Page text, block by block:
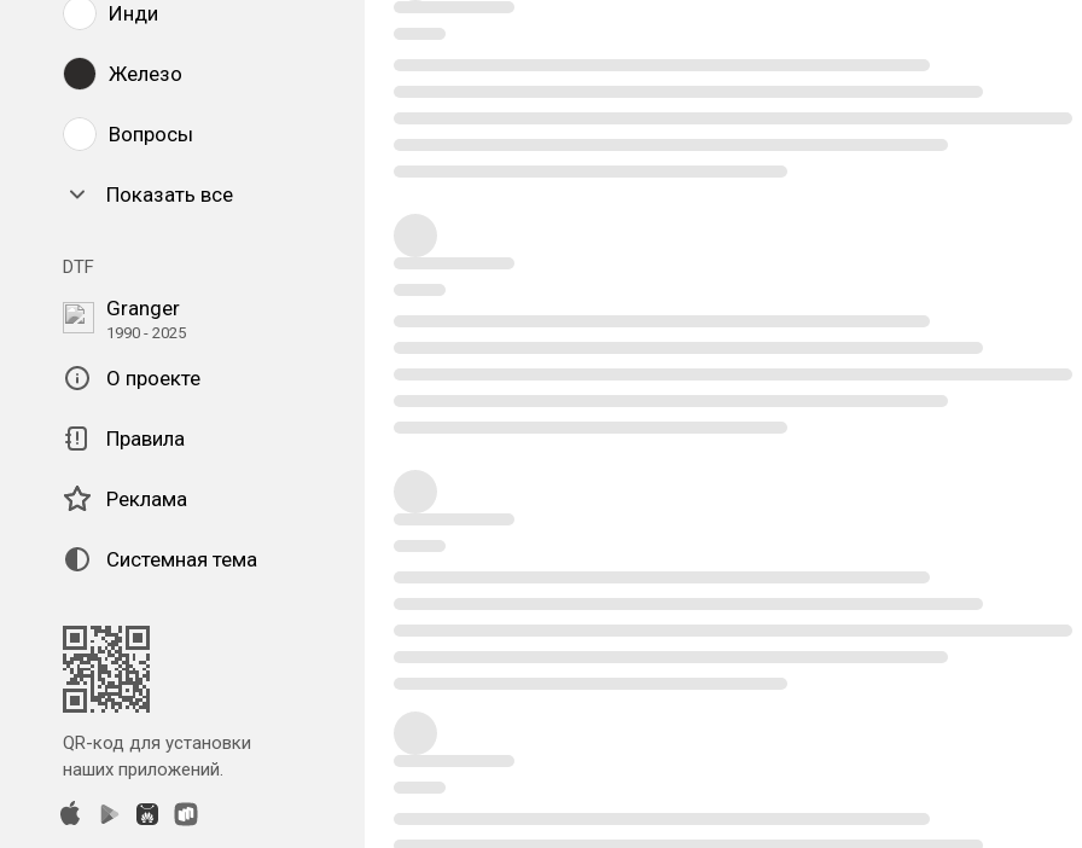
Инди
Железо
Вопросы
Показать все
DTF
Granger
1990 - 2025
О проекте
Правила
Реклама
Системная тема
QR-код для установки
наших приложений.